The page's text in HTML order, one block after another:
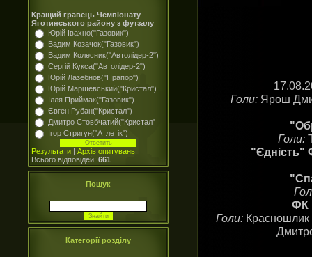
Кращий гравець Чемпіонату
Яготинського району з футзалу
Юрій Івахно("Газовик")
Вадим Козачок("Газовик")
Вадим Колесник("Автолідер-2")
Сергій Кукса("Автолідер-2")
Юрій Лазебнов("Прапор")
Юрій Маршевський("Кристал")
Ілля Приймак("Газовик")
Євген Рубан("Кристал")
Дмитро Стовбчатий("Кристал"
Ігор Стригун("Атлетік")
Результати | Архів опитувань
Всього відповідей: 661
Пошук
Категорії розділу
Голи: Ярош
Голи:
"Єдність"
ФК
Голи: Красношлик